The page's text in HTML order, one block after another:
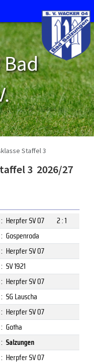
Bad
Staffel 3
3 2026/27
: Herpfer SV 07
2 : 1
: Gospenroda
: Herpfer SV 07
: SV 1921
: Herpfer SV 07
: SG Lauscha
: Herpfer SV 07
: Gotha
: Salzungen
: Herpfer SV 07